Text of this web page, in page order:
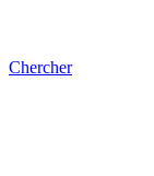
Chercher